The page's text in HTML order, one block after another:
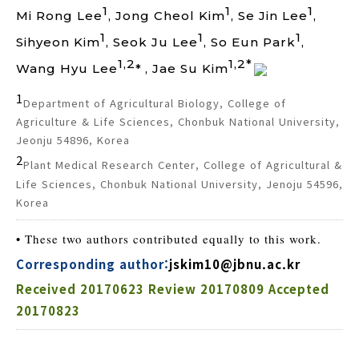
Mi Rong Lee1, Jong Cheol Kim1, Se Jin Lee1,
Sihyeon Kim1, Seok Ju Lee1, So Eun Park1,
Wang Hyu Lee1,2* , Jae Su Kim1,2*
1Department of Agricultural Biology, College of
Agriculture & Life Sciences, Chonbuk National University,
Jeonju 54896, Korea
2Plant Medical Research Center, College of Agricultural &
Life Sciences, Chonbuk National University, Jenoju 54596,
Korea
• These two authors contributed equally to this work.
Corresponding author:jskim10@jbnu.ac.kr
Received 20170623 Review 20170809 Accepted
20170823